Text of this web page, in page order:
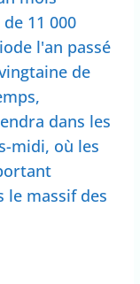
11 000
l'an passé
de
dans les
midi, où les
le massif des